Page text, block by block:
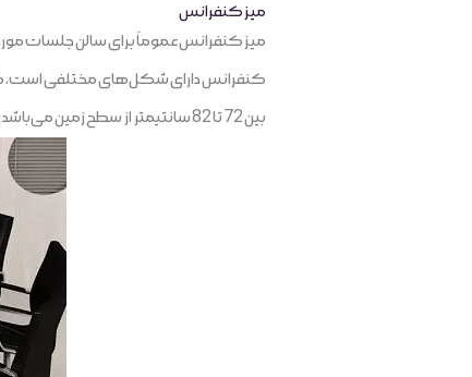
میز کنفرانس
میز کنفرانس عموماً برای سالن جلسات
کنفرانس دارای شکل‌های مختلفی است، که
بین 72 تا 82 سانتیمتر از سطح زمین می‌باشد و فاصله استاندارد صندلی آن‌ها بین 60 تا 80 سانتی متر تعیین شده‌اند. از انواع میزهای کنفرانس می‌توان به مورد زیر اشاره کرد: